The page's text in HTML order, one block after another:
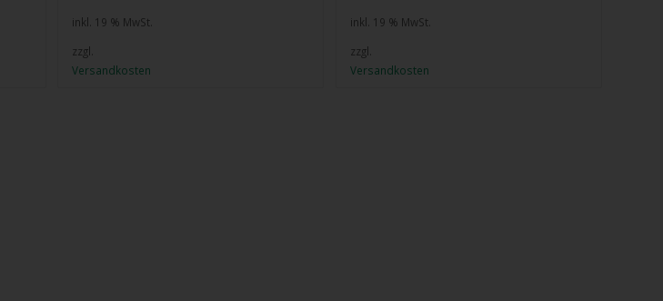
inkl. 19 % MwSt.
zzgl.
Versandkosten
inkl. 19 % MwSt.
zzgl.
Versandkosten